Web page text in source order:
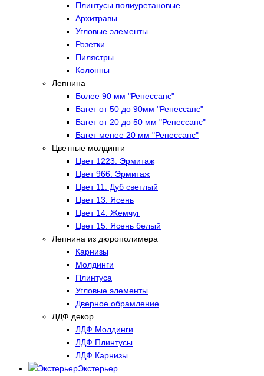
Плинтусы полиуретановые
Архитравы
Угловые элементы
Розетки
Пилястры
Колонны
Лепнина
Более 90 мм "Ренессанс"
Багет от 50 до 90мм "Ренессанс"
Багет от 20 до 50 мм "Ренессанс"
Багет менее 20 мм "Ренессанс"
Цветные молдинги
Цвет 1223. Эрмитаж
Цвет 966. Эрмитаж
Цвет 11. Дуб светлый
Цвет 13. Ясень
Цвет 14. Жемчуг
Цвет 15. Ясень белый
Лепнина из дюрополимера
Карнизы
Молдинги
Плинтуса
Угловые элементы
Дверное обрамление
ЛДФ декор
ЛДФ Молдинги
ЛДФ Плинтусы
ЛДФ Карнизы
Экстерьер